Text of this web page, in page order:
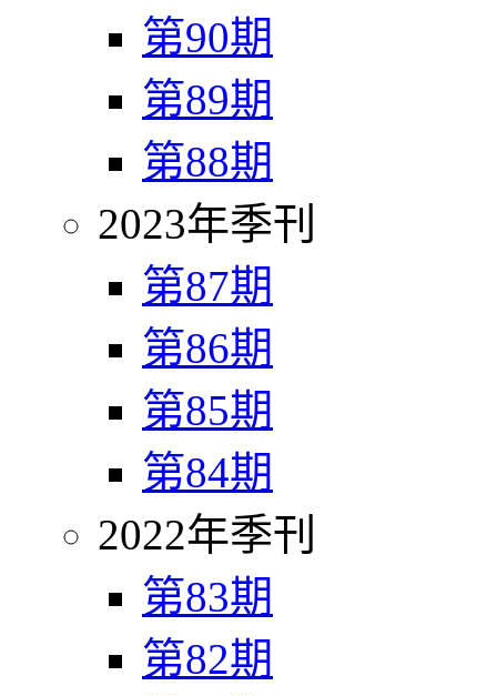
第90期
第89期
第88期
2023年季刊
第87期
第86期
第85期
第84期
2022年季刊
第83期
第82期